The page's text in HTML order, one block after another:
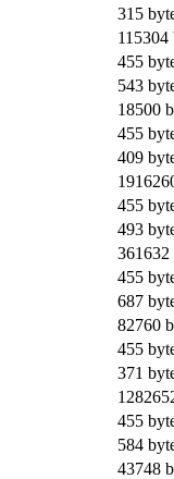
315
115304
455
543
18500
455
409
455
493
361632
455
687
82760
455
371
455
584
43748